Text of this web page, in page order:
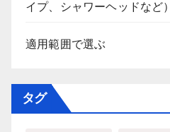
イプ、シャワーヘッドなど）
適用範囲で選ぶ
タグ